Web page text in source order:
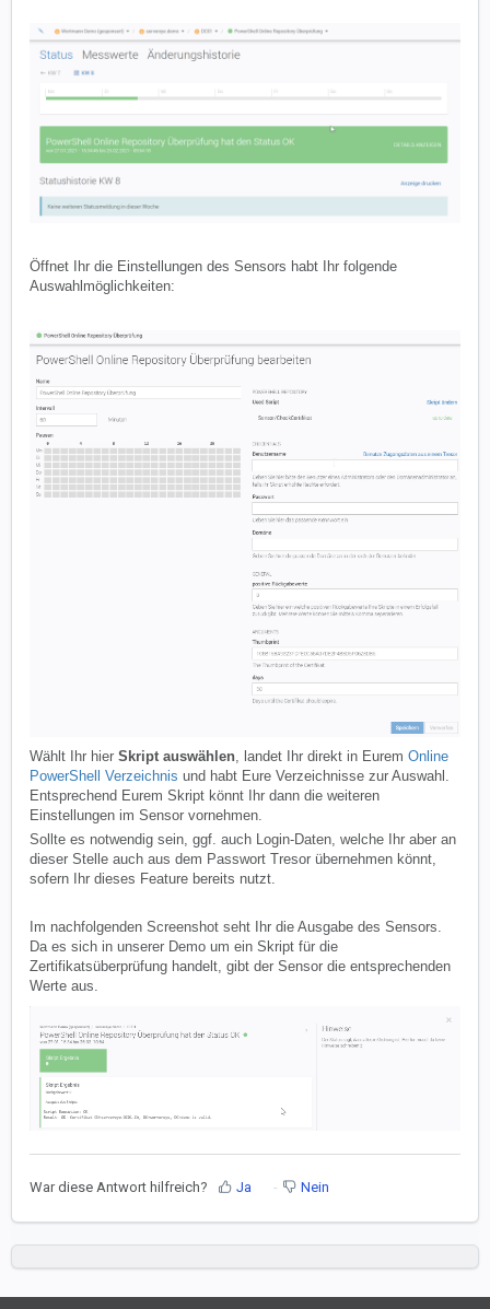
Öffnet Ihr die Einstellungen des Sensors habt Ihr folgende
Auswahlmöglichkeiten:
Wählt Ihr hier Skript auswählen, landet Ihr direkt in Eurem Online
PowerShell Verzeichnis und habt Eure Verzeichnisse zur Auswahl.
Entsprechend Eurem Skript könnt Ihr dann die weiteren
Einstellungen im Sensor vornehmen.
Sollte es notwendig sein, ggf. auch Login-Daten, welche Ihr aber an
dieser Stelle auch aus dem Passwort Tresor übernehmen könnt,
sofern Ihr dieses Feature bereits nutzt.
Im nachfolgenden Screenshot seht Ihr die Ausgabe des Sensors.
Da es sich in unserer Demo um ein Skript für die
Zertifikatsüberprüfung handelt, gibt der Sensor die entsprechenden
Werte aus.
War diese Antwort hilfreich? Ja Nein